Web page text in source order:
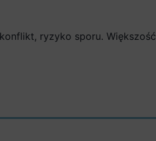
ryzyko sporu. Większość